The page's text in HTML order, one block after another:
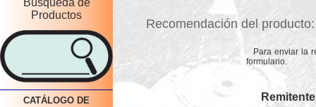
Búsqueda de
Productos
CATÁLOGO DE
Recomendación del
Para enviar la
formulario.